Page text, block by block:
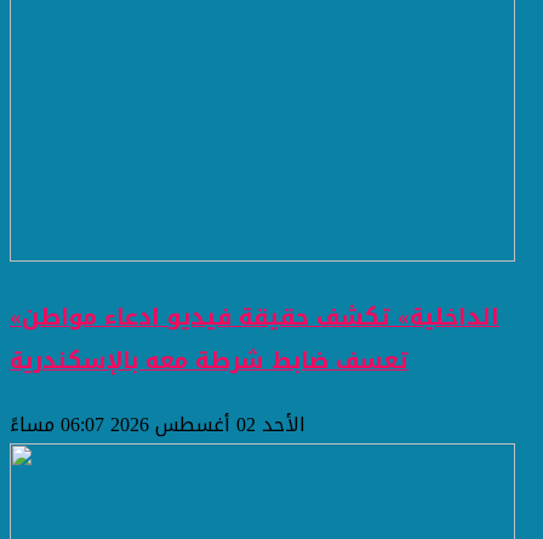
«الداخلية» تكشف حقيقة فيديو ادعاء مواطن
تعسف ضابط شرطة معه بالإسكندرية
الأحد 02 أغسطس 2026 06:07 مساءً